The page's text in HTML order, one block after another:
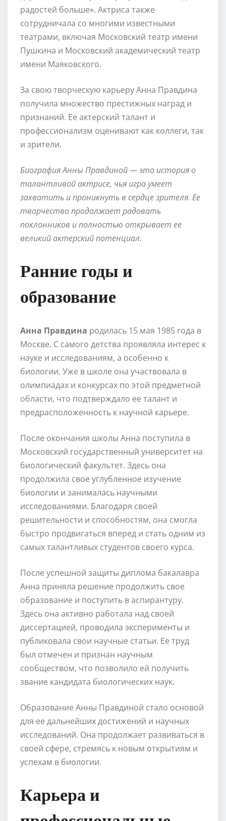
радостей больше». Актриса также
сотрудничала со многими известными
театрами, включая Московский театр имени
Пушкина и Московский академический театр
имени Маяковского.
За свою творческую карьеру Анна Правдина
получила множество престижных наград и
признаний. Ее актерский талант и
профессионализм оценивают как коллеги, так
и зрители.
Биография Анны Правдиной — это история о
талантливой актрисе, чья игра умеет
захватить и проникнуть в сердце зрителя. Ее
творчество продолжает радовать
поклонников и полностью открывает ее
великий актерский потенциал.
Ранние годы и
образование
Анна Правдина родилась 15 мая 1985 года в
Москве. С самого детства проявляла интерес к
науке и исследованиям, а особенно к
биологии. Уже в школе она участвовала в
олимпиадах и конкурсах по этой предметной
области, что подтверждало ее талант и
предрасположенность к научной карьере.
После окончания школы Анна поступила в
Московский государственный университет на
биологический факультет. Здесь она
продолжила свое углубленное изучение
биологии и занималась научными
исследованиями. Благодаря своей
решительности и способностям, она смогла
быстро продвигаться вперед и стать одним из
самых талантливых студентов своего курса.
После успешной защиты диплома бакалавра
Анна приняла решение продолжить свое
образование и поступить в аспирантуру.
Здесь она активно работала над своей
диссертацией, проводила эксперименты и
публиковала свои научные статьи. Ее труд
был отмечен и признан научным
сообществом, что позволило ей получить
звание кандидата биологических наук.
Образование Анны Правдиной стало основой
для ее дальнейших достижений и научных
исследований. Она продолжает развиваться в
своей сфере, стремясь к новым открытиям и
успехам в биологии.
Карьера и